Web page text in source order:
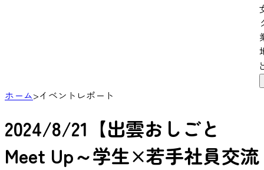
ホーム>イベントレポート
2024/8/21【出雲おしごと
Meet Up～学生×若手社員交流